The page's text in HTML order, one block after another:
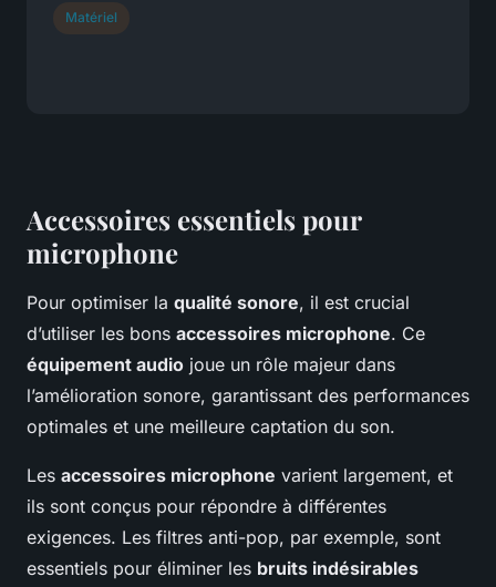
Accessoires essentiels pour
microphone
Pour optimiser la qualité sonore, il est crucial
d’utiliser les bons accessoires microphone. Ce
équipement audio joue un rôle majeur dans
l’amélioration sonore, garantissant des performances
optimales et une meilleure captation du son.
Les accessoires microphone varient largement, et
ils sont conçus pour répondre à différentes
exigences. Les filtres anti-pop, par exemple, sont
essentiels pour éliminer les bruits indésirables
Matériel